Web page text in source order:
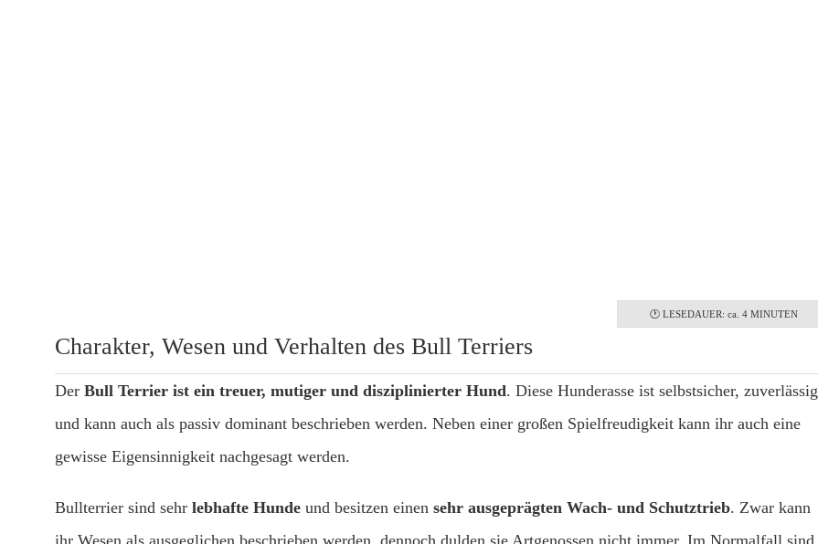
🕐 LESEDAUER: ca. 4 MINUTEN
Charakter, Wesen und Verhalten des Bull Terriers
Der Bull Terrier ist ein treuer, mutiger und disziplinierter Hund. Diese Hunderasse ist selbstsicher, zuverlässig
und kann auch als passiv dominant beschrieben werden. Neben einer großen Spielfreudigkeit kann ihr auch eine
gewisse Eigensinnigkeit nachgesagt werden.
Bullterrier sind sehr lebhafte Hunde und besitzen einen sehr ausgeprägten Wach- und Schutztrieb. Zwar kann
ihr Wesen als ausgeglichen beschrieben werden, dennoch dulden sie Artgenossen nicht immer. Im Normalfall sind